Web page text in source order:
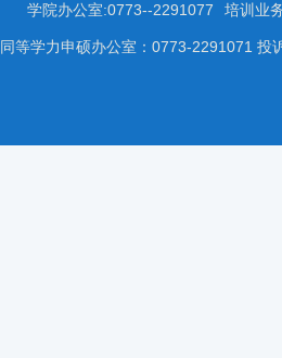
学院办公室:0773--2291077 培训业
同等学力申硕办公室：0773-2291071